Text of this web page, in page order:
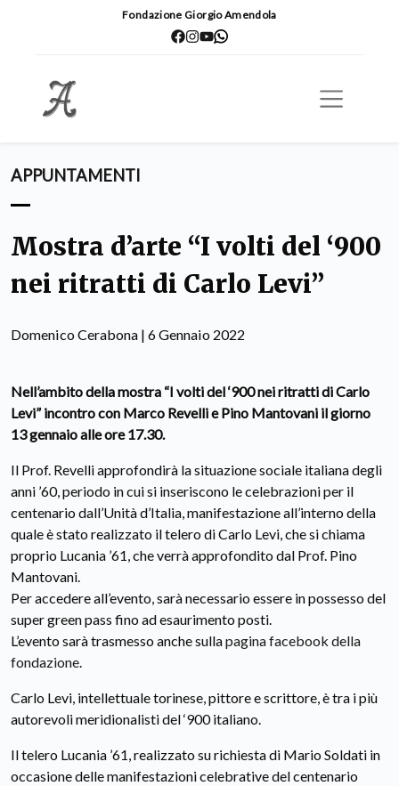
Fondazione Giorgio Amendola
APPUNTAMENTI
Mostra d’arte “I volti del ‘900
nei ritratti di Carlo Levi”
Domenico Cerabona | 6 Gennaio 2022
Nell’ambito della mostra “I volti del ‘900 nei ritratti di Carlo
Levi” incontro con Marco Revelli e Pino Mantovani il giorno
13 gennaio alle ore 17.30.
Il Prof. Revelli approfondirà la situazione sociale italiana degli
anni ’60, periodo in cui si inseriscono le celebrazioni per il
centenario dall’Unità d’Italia, manifestazione all’interno della
quale è stato realizzato il telero di Carlo Levi, che si chiama
proprio Lucania ’61, che verrà approfondito dal Prof. Pino
Mantovani.
Per accedere all’evento, sarà necessario essere in possesso del
super green pass fino ad esaurimento posti.
L’evento sarà trasmesso anche sullapagina facebook della
fondazione.
Carlo Levi, intellettuale torinese, pittore e scrittore, è tra i più
autorevoli meridionalisti del ‘900 italiano.
Il telero Lucania ’61, realizzato su richiesta di Mario Soldati in
occasione delle manifestazioni celebrative del centenario